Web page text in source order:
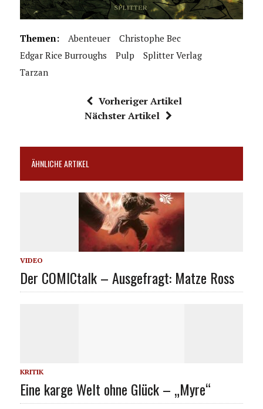
Themen: Abenteuer
Christophe Bec
Edgar Rice Burroughs
Pulp
Splitter Verlag
Tarzan
Vorheriger Artikel
Nächster Artikel
ÄHNLICHE ARTIKEL
VIDEO
Der COMICtalk – Ausgefragt: Matze Ross
KRITIK
Eine karge Welt ohne Glück – „Myre“